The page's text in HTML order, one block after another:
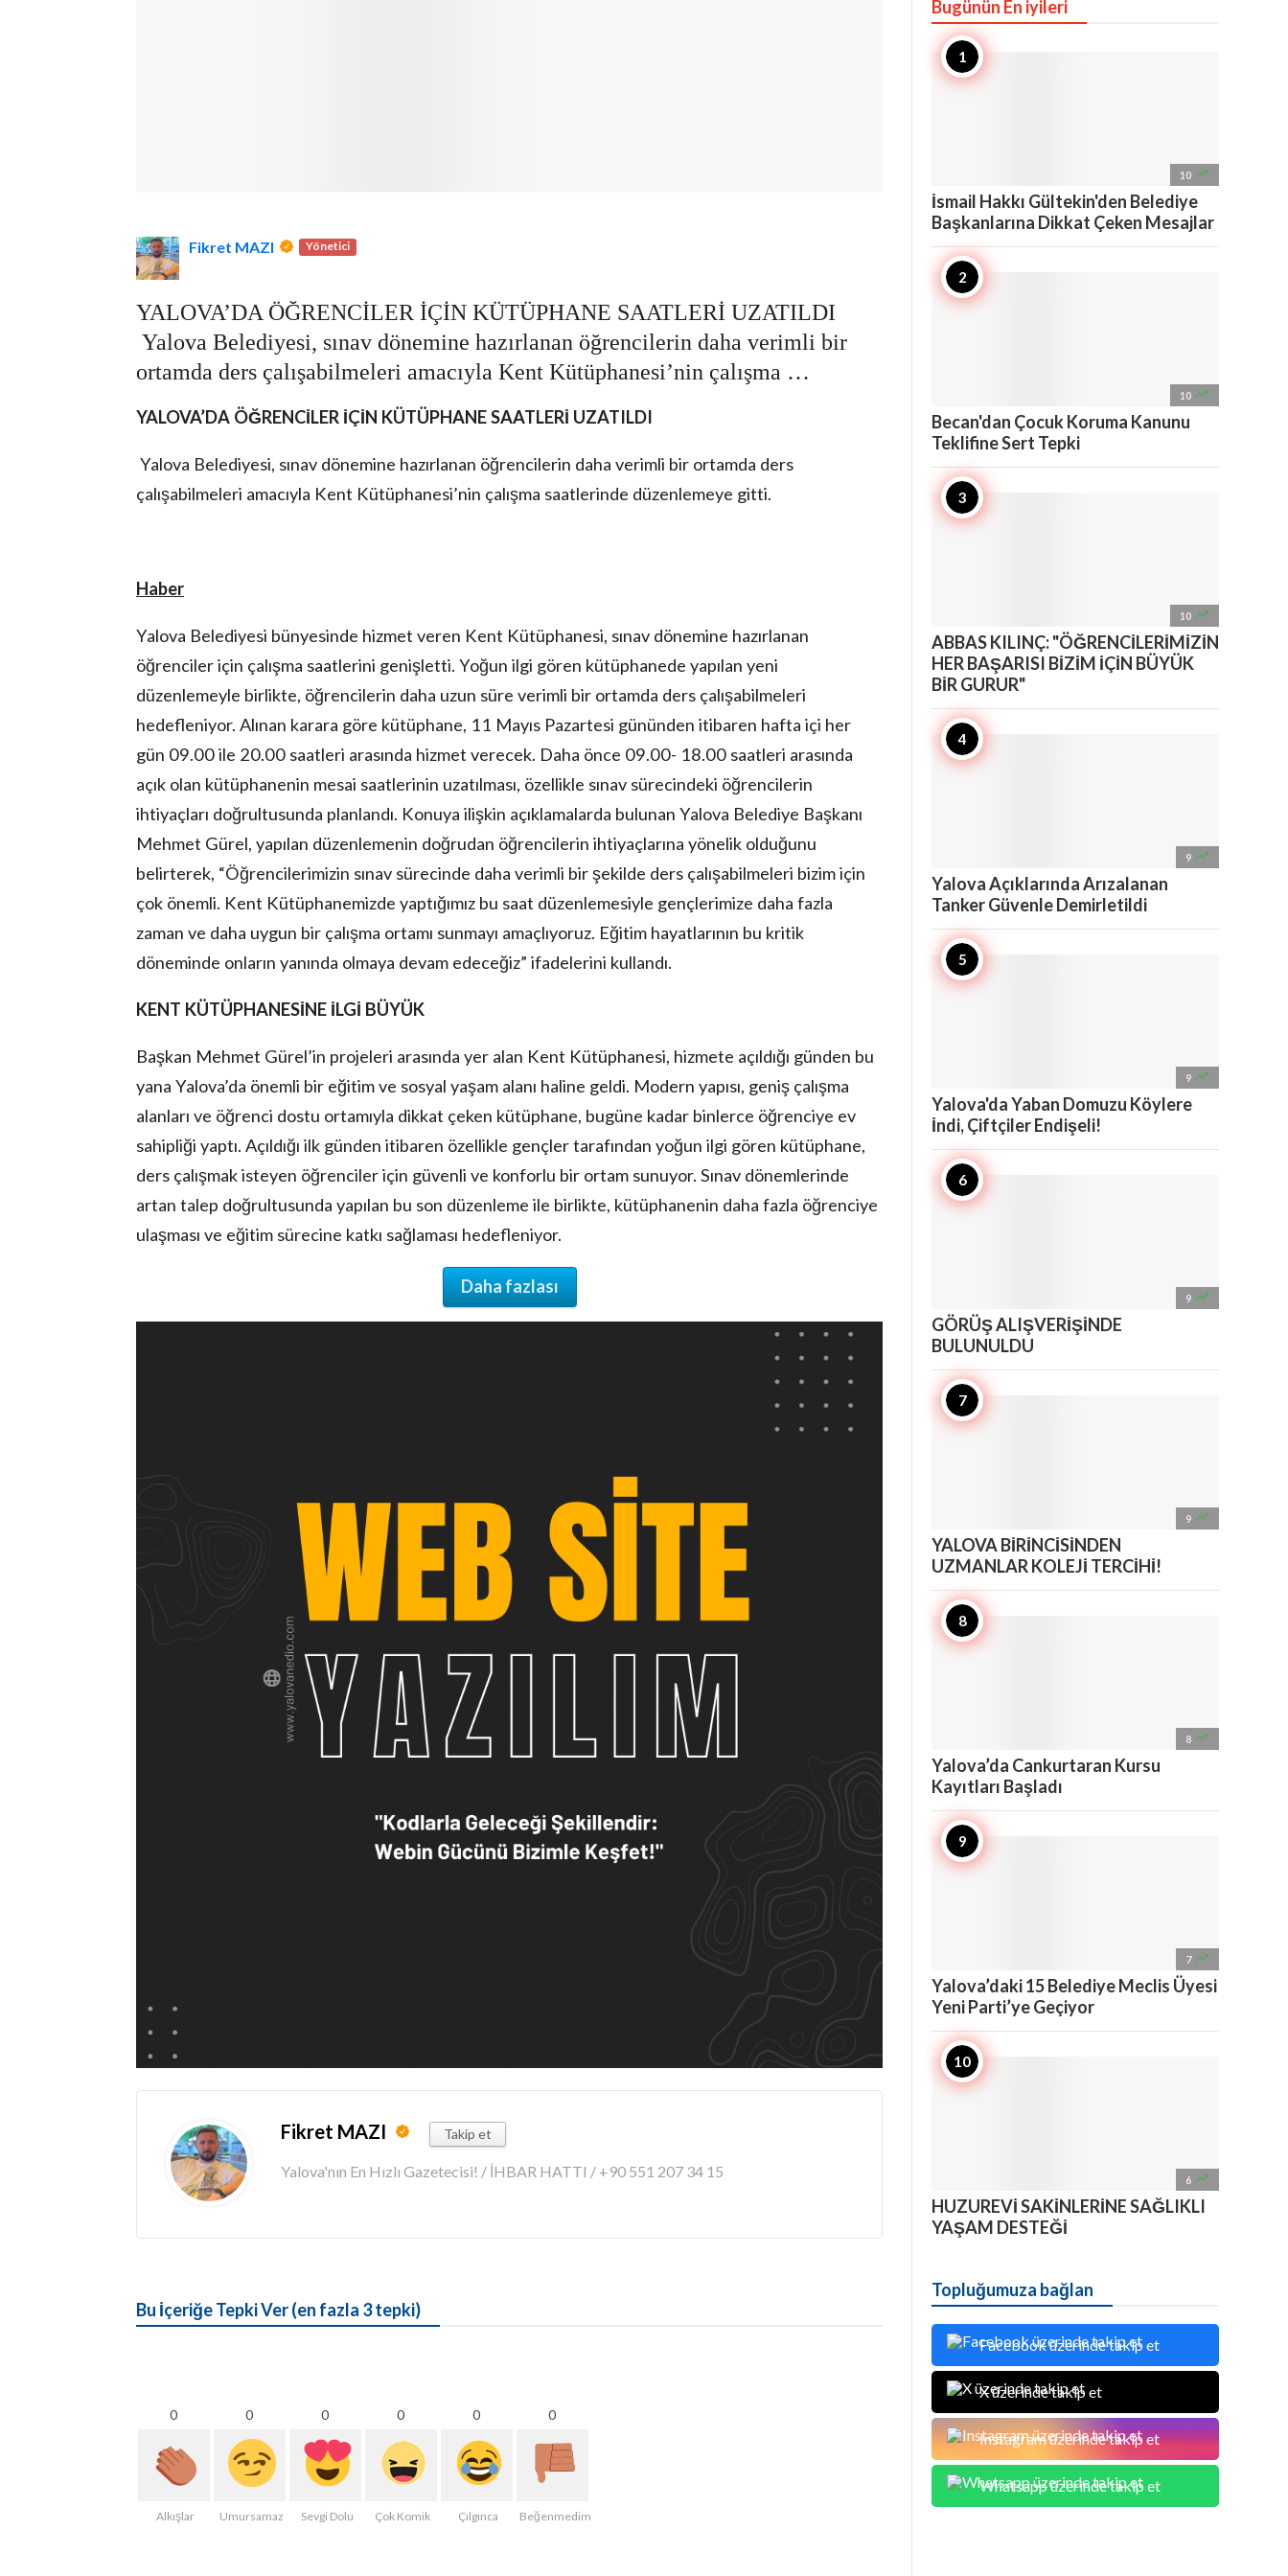
Fikret MAZI Yönetici
YALOVA’DA ÖĞRENCİLER İÇİN KÜTÜPHANE SAATLERİ UZATILDI
Yalova Belediyesi, sınav dönemine hazırlanan öğrencilerin daha verimli bir
ortamda ders çalışabilmeleri amacıyla Kent Kütüphanesi’nin çalışma …
YALOVA’DA ÖĞRENCİLER İÇİN KÜTÜPHANE SAATLERİ UZATILDI
Yalova Belediyesi, sınav dönemine hazırlanan öğrencilerin daha verimli bir ortamda ders
çalışabilmeleri amacıyla Kent Kütüphanesi’nin çalışma saatlerinde düzenlemeye gitti.
Haber
Yalova Belediyesi bünyesinde hizmet veren Kent Kütüphanesi, sınav dönemine hazırlanan
öğrenciler için çalışma saatlerini genişletti. Yoğun ilgi gören kütüphanede yapılan yeni
düzenlemeyle birlikte, öğrencilerin daha uzun süre verimli bir ortamda ders çalışabilmeleri
hedefleniyor. Alınan karara göre kütüphane, 11 Mayıs Pazartesi gününden itibaren hafta içi her
gün 09.00 ile 20.00 saatleri arasında hizmet verecek. Daha önce 09.00- 18.00 saatleri arasında
açık olan kütüphanenin mesai saatlerinin uzatılması, özellikle sınav sürecindeki öğrencilerin
ihtiyaçları doğrultusunda planlandı. Konuya ilişkin açıklamalarda bulunan Yalova Belediye Başkanı
Mehmet Gürel, yapılan düzenlemenin doğrudan öğrencilerin ihtiyaçlarına yönelik olduğunu
belirterek, “Öğrencilerimizin sınav sürecinde daha verimli bir şekilde ders çalışabilmeleri bizim için
çok önemli. Kent Kütüphanemizde yaptığımız bu saat düzenlemesiyle gençlerimize daha fazla
zaman ve daha uygun bir çalışma ortamı sunmayı amaçlıyoruz. Eğitim hayatlarının bu kritik
döneminde onların yanında olmaya devam edeceğiz” ifadelerini kullandı.
KENT KÜTÜPHANESİNE İLGİ BÜYÜK
Başkan Mehmet Gürel’in projeleri arasında yer alan Kent Kütüphanesi, hizmete açıldığı günden bu
yana Yalova’da önemli bir eğitim ve sosyal yaşam alanı haline geldi. Modern yapısı, geniş çalışma
alanları ve öğrenci dostu ortamıyla dikkat çeken kütüphane, bugüne kadar binlerce öğrenciye ev
sahipliği yaptı. Açıldığı ilk günden itibaren özellikle gençler tarafından yoğun ilgi gören kütüphane,
ders çalışmak isteyen öğrenciler için güvenli ve konforlu bir ortam sunuyor. Sınav dönemlerinde
artan talep doğrultusunda yapılan bu son düzenleme ile birlikte, kütüphanenin daha fazla öğrenciye
ulaşması ve eğitim sürecine katkı sağlaması hedefleniyor.
Daha fazlası
Fikret MAZI Takip et
Yalova'nın En Hızlı Gazetecisi! / İHBAR HATTI / +90 551 207 34 15
Bu İçeriğe Tepki Ver (en fazla 3 tepki)
0
Alkışlar
0
Umursamaz
0
Sevgi Dolu
0
Çok Komik
0
Çılgınca
0
Beğenmedim
Bugünün En iyileri
10 
İsmail Hakkı Gültekin'den Belediye
Başkanlarına Dikkat Çeken Mesajlar
10 
Becan'dan Çocuk Koruma Kanunu
Teklifine Sert Tepki
10 
ABBAS KILINÇ: "ÖĞRENCİLERİMİZİN
HER BAŞARISI BİZİM İÇİN BÜYÜK
BİR GURUR"
9 
Yalova Açıklarında Arızalanan
Tanker Güvenle Demirletildi
9 
Yalova'da Yaban Domuzu Köylere
İndi, Çiftçiler Endişeli!
9 
GÖRÜŞ ALIŞVERİŞİNDE
BULUNULDU
9 
YALOVA BİRİNCİSİNDEN
UZMANLAR KOLEJİ TERCİHİ!
8 
Yalova’da Cankurtaran Kursu
Kayıtları Başladı
7 
Yalova’daki 15 Belediye Meclis Üyesi
Yeni Parti’ye Geçiyor
6 
HUZUREVİ SAKİNLERİNE SAĞLIKLI
YAŞAM DESTEĞİ
Topluğumuza bağlan
Facebook üzerinde takip et
X üzerinde takip et
Instagram üzerinde takip et
Whatsapp üzerinde takip et